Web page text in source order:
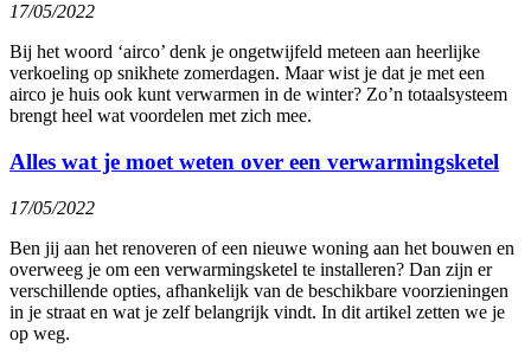
17/05/2022
Bij het woord ‘airco’ denk je ongetwijfeld meteen aan heerlijke
verkoeling op snikhete zomerdagen. Maar wist je dat je met een
airco je huis ook kunt verwarmen in de winter? Zo’n totaalsysteem
brengt heel wat voordelen met zich mee.
Alles wat je moet weten over een verwarmingsketel
17/05/2022
Ben jij aan het renoveren of een nieuwe woning aan het bouwen en
overweeg je om een verwarmingsketel te installeren? Dan zijn er
verschillende opties, afhankelijk van de beschikbare voorzieningen
in je straat en wat je zelf belangrijk vindt. In dit artikel zetten we je
op weg.